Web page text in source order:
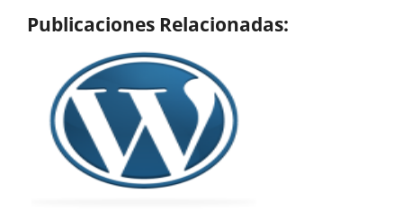
Publicaciones Relacionadas: